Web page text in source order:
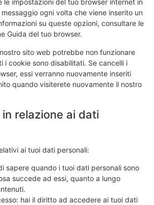
le impostazioni del tuo browser internet in
ogni volta che viene inserito un
su queste opzioni, consultare le
Guida del tuo browser.
sito web potrebbe non funzionare
i cookie sono disabilitati. Se cancelli i
essi verranno nuovamente inseriti
quando visiterete nuovamente il nostro
relazione ai dati
ai tuoi dati personali:
sapere quando i tuoi dati personali sono
succede ad essi, quanto a lungo
hai il diritto ad accedere ai tuoi dati